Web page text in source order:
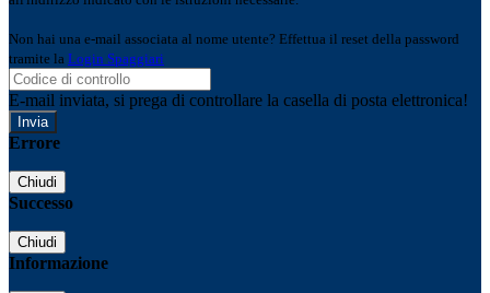
Non hai una e-mail associata al nome utente? Effettua il reset della password
tramite la Login Spaggiari
E-mail inviata, si prega di controllare la casella di posta elettronica!
Errore
Chiudi
Successo
Chiudi
Informazione